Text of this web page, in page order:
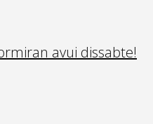
avui dissabte!